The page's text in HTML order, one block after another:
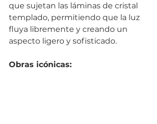
que sujetan las láminas de cristal
templado, permitiendo que la luz
fluya libremente y creando un
aspecto ligero y sofisticado.
Obras icónicas: